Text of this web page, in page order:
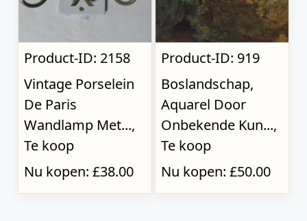
Product-ID: 2158
Vintage Porselein
De Paris
Wandlamp Met...,
Te koop
Nu kopen: £38.00
Product-ID: 919
Boslandschap,
Aquarel Door
Onbekende Kun...,
Te koop
Nu kopen: £50.00